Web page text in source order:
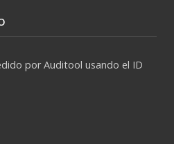
por Auditool usando el ID